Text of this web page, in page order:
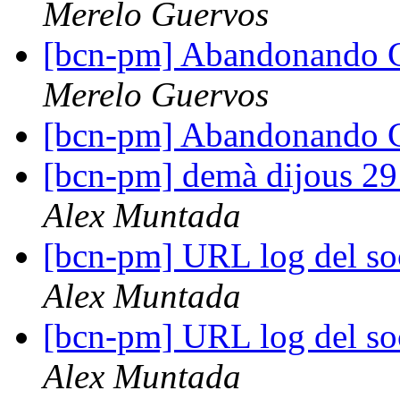
Merelo Guervos
[bcn-pm]
Merelo Guervos
[bcn-pm]
[bcn-pm] demà dijous
Alex Muntada
[bcn-pm] URL log del
Alex Muntada
[bcn-pm] URL log del
Alex Muntada